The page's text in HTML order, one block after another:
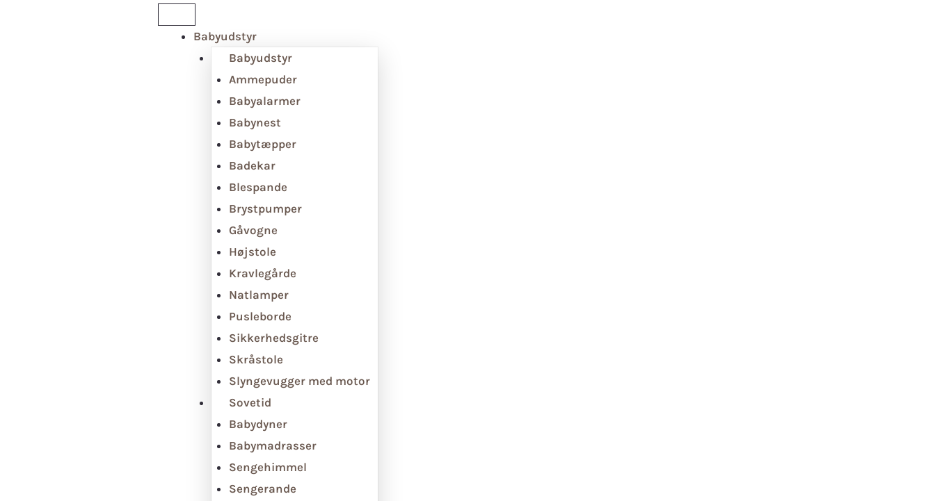
Babyudstyr
Babyudstyr
Ammepuder
Babyalarmer
Babynest
Babytæpper
Badekar
Blespande
Brystpumper
Gåvogne
Højstole
Kravlegårde
Natlamper
Pusleborde
Sikkerhedsgitre
Skråstole
Slyngevugger med motor
Sovetid
Babydyner
Babymadrasser
Sengehimmel
Sengerande